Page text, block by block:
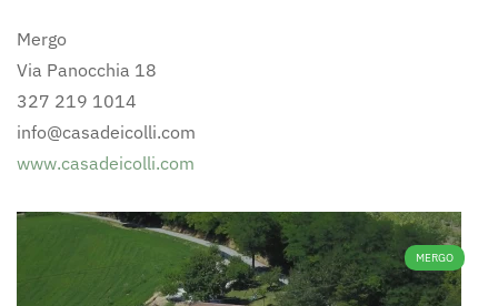
Mergo
Via Panocchia 18
327 219 1014
info@casadeicolli.com
www.casadeicolli.com
MERGO